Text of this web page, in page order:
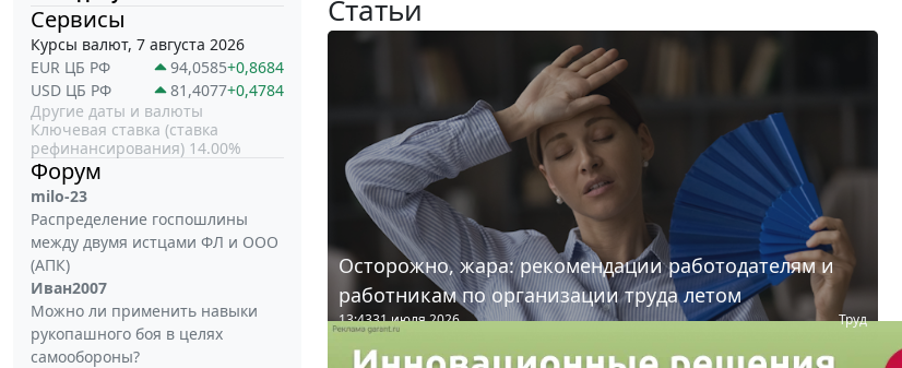
Сервисы
Курсы валют, 7 августа 2026
EUR ЦБ РФ
94,0585+0,8684
USD ЦБ РФ
81,4077+0,4784
Другие даты и валюты
Ключевая ставка (ставка
рефинансирования) 14.00%
Форум
milo-23
Распределение госпошлины
между двумя истцами ФЛ и ООО
(АПК)
Иван2007
Можно ли применить навыки
рукопашного боя в целях
самообороны?
Статьи
Осторожно, жара: рекомендации работодателям и
работникам по организации труда летом
13:4331 июля 2026 Труд